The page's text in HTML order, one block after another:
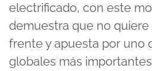
electrificado, con este
demuestra que no
frente y apuesta por uno
globales más